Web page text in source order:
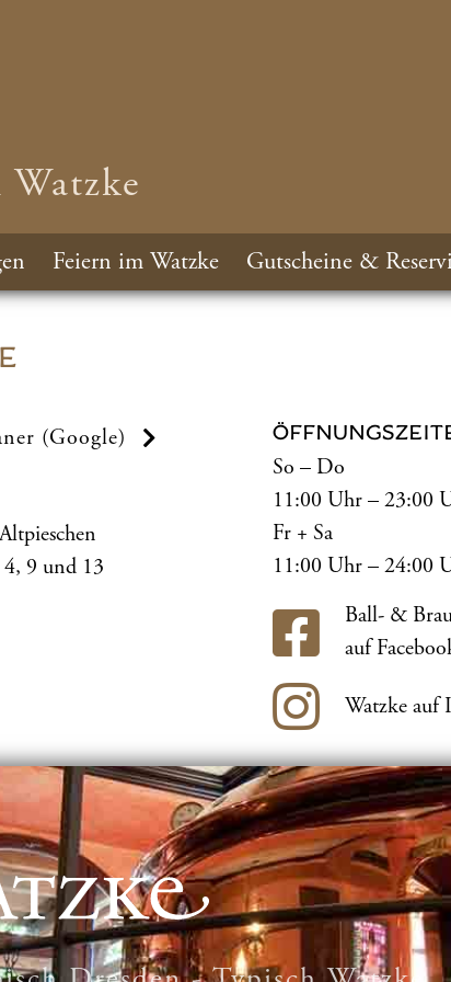
Feiern im Watzke Gutscheine &
(Google)
9 und 13
So – Do
11:00 Uhr – 23:00
Fr + Sa
11:00 Uhr – 24:00
Ball- &
auf
Watzke auf